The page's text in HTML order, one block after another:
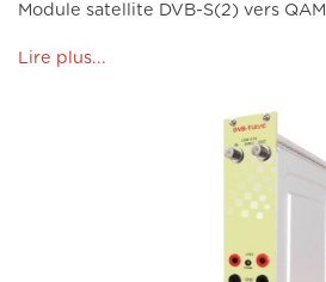
Module satellite DVB-S(2) vers QAM
Lire plus...